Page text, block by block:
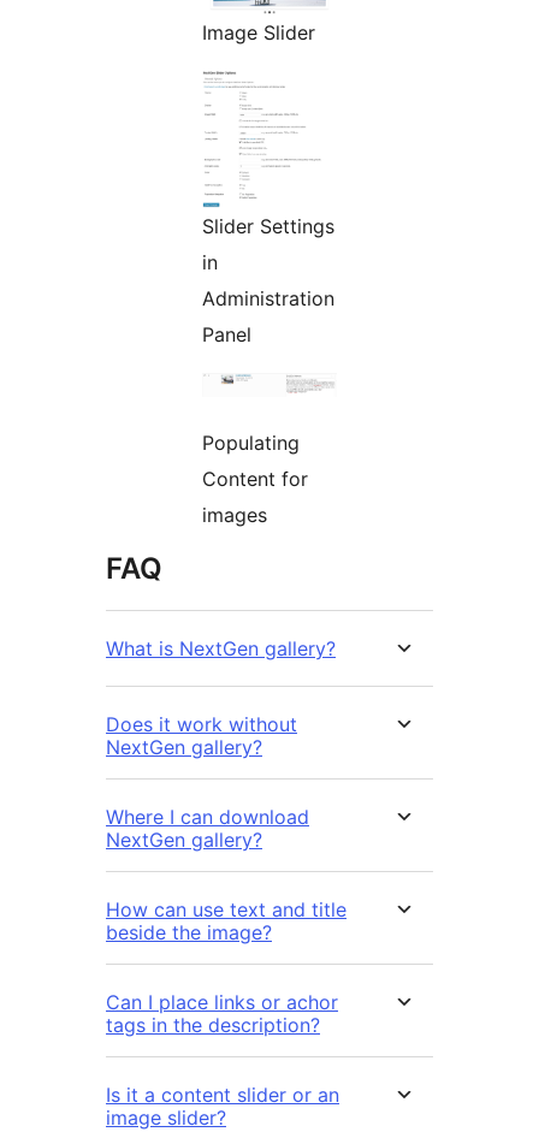
Image Slider
Slider Settings
in
Administration
Panel
Populating
Content for
images
FAQ
What is NextGen gallery?
Does it work without
NextGen gallery?
Where I can download
NextGen gallery?
How can use text and title
beside the image?
Can I place links or achor
tags in the description?
Is it a content slider or an
image slider?